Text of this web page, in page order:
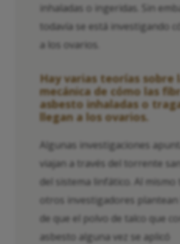
inhaladas o ingeridas. Sin
todavía se está investigando
a los ovarios.
Hay varias teorías sobre
mecánica de cómo las
asbesto inhaladas o
llegan a los ovarios.
Algunas investigaciones
viajan a través del torrente
del sistema linfático. Al mismo
otros investigadores
de que el polvo de talco que
asbesto alguna vez se aplicó